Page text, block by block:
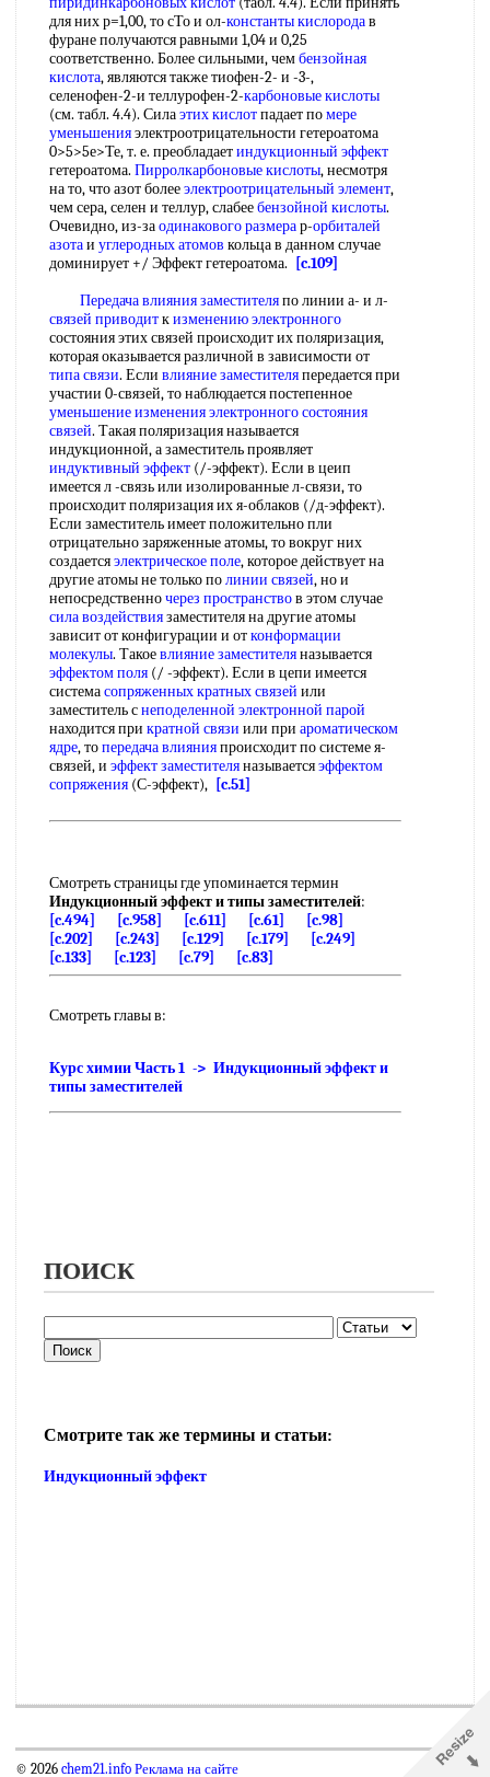
для них р=1,00, то сТо и ол-константы кислородав
фуране получаются равными 1,04 и 0,25
соответственно. Более сильными, чембензойная
кислота, являются также тиофен-2- и -3-,
селенофен-2-и теллурофен-2-карбоновые кислоты
(см. табл. 4.4). Силаэтих кислотпадает помере
уменьшенияэлектроотрицательности гетероатома
0>5>5е>Те, т. е. преобладаетиндукционный эффект
гетероатома. Пирролкарбоновые кислоты, несмотря
на то, что азот болееэлектроотрицательный элемент,
чем сера, селен и теллур, слабеебензойной кислоты.
Очевидно, из-заодинакового размерар-орбиталей
азотаи углеродных атомов кольца в данном случае
доминирует +/ Эффект гетероатома.
[c.109]
Передача влияния заместителяпо линии а- и л-
связей приводиткизменению электронного
состояния этих связей происходит их поляризация,
которая оказывается различной в зависимости от
типа связи. Если влияние заместителяпередается при
участии 0-связей, то наблюдается постепенное
уменьшение измененияэлектронного состояния
связей. Такая поляризация называется
индукционной, а заместитель проявляет
индуктивный эффект (/-эффект). Если в цеип
имеется л -связь или изолированные л-связи, то
происходит поляризация их я-облаков (/д-эффект).
Если заместитель имеет положительно пли
отрицательно заряженные атомы, то вокруг них
создаетсяэлектрическое поле, которое действует на
другие атомы не только полинии связей, но и
непосредственночерез пространствов этом случае
сила воздействиязаместителя на другие атомы
зависит от конфигурации и отконформации
молекулы. Такоевлияние заместителяназывается
эффектом поля (/ -эффект). Если в цепи имеется
системасопряженных кратных связей или
заместитель снеподеленной электронной парой
находится при кратной связи или при ароматическом
ядре, топередача влиянияпроисходит по системе я-
связей, и эффект заместителяназываетсяэффектом
сопряжения (С-эффект), [c.51]
Смотреть страницы где упоминается термин
Индукционный эффект и типы заместителей:
[c.494]
[c.958] [c.611] [c.61]
[c.98]
[c.202]
[c.243] [c.129] [c.179]
[c.249]
[c.133]
[c.123] [c.79] [c.83]
Смотреть главы в:
Курс химии Часть 1 -> Индукционный эффект и
типы заместителей
ПОИСК
Смотрите так же термины и статьи:
Индукционный эффект
© 2026 chem21.info Реклама на сайте